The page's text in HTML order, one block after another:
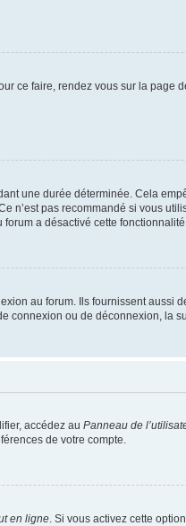
ce faire, rendez vous sur la page
une durée déterminée. Cela
n’est pas recommandé si vous
a désactivé cette
au forum. Ils fournissent aussi
connexion ou de déconnexion, la
accédez au Panneau de
de votre compte.
en ligne. Si vous activez cette